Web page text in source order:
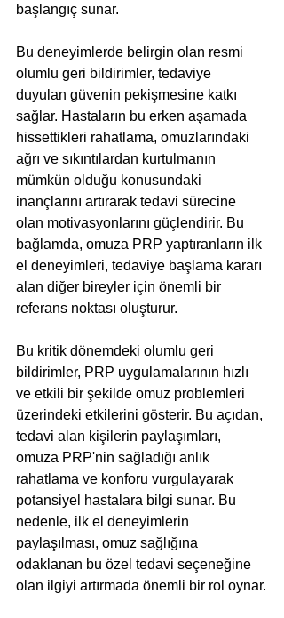
başlangıç sunar.
Bu deneyimlerde belirgin olan resmi
olumlu geri bildirimler, tedaviye
duyulan güvenin pekişmesine katkı
sağlar. Hastaların bu erken aşamada
hissettikleri rahatlama, omuzlarındaki
ağrı ve sıkıntılardan kurtulmanın
mümkün olduğu konusundaki
inançlarını artırarak tedavi sürecine
olan motivasyonlarını güçlendirir. Bu
bağlamda, omuza PRP yaptıranların ilk
el deneyimleri, tedaviye başlama kararı
alan diğer bireyler için önemli bir
referans noktası oluşturur.
Bu kritik dönemdeki olumlu geri
bildirimler, PRP uygulamalarının hızlı
ve etkili bir şekilde omuz problemleri
üzerindeki etkilerini gösterir. Bu açıdan,
tedavi alan kişilerin paylaşımları,
omuza PRP'nin sağladığı anlık
rahatlama ve konforu vurgulayarak
potansiyel hastalara bilgi sunar. Bu
nedenle, ilk el deneyimlerin
paylaşılması, omuz sağlığına
odaklanan bu özel tedavi seçeneğine
olan ilgiyi artırmada önemli bir rol oynar.